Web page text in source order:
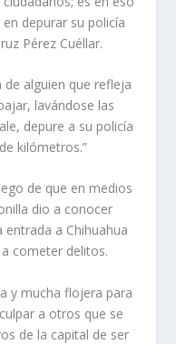
depurar su policía
Pérez Cuéllar.
de alguien que refleja
lavándose las
depure a su policía
kilómetros.”
de que en medios
dio a conocer
entrada a Chihuahua
cometer delitos.
y mucha flojera para
a otros que se
de la capital de ser